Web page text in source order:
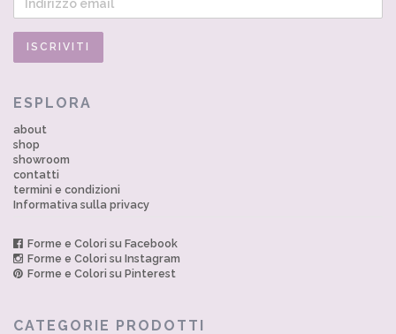
ESPLORA
about
shop
showroom
contatti
termini e condizioni
Informativa sulla privacy
Forme e Colori su Facebook
Forme e Colori su Instagram
Forme e Colori su Pinterest
CATEGORIE PRODOTTI